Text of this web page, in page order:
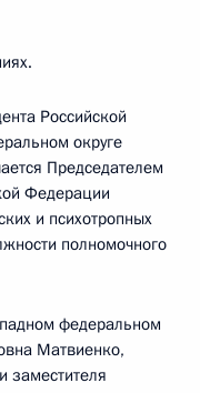
Российской
округе
Председателем
Федерации
и психотропных
полномочного
федеральном
Матвиенко,
заместителя